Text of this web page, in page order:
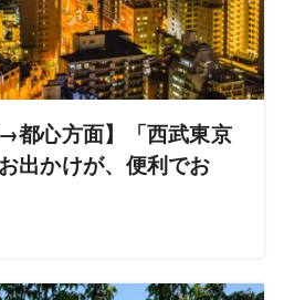
都心方面】「西武東京
出かけが、便利でお